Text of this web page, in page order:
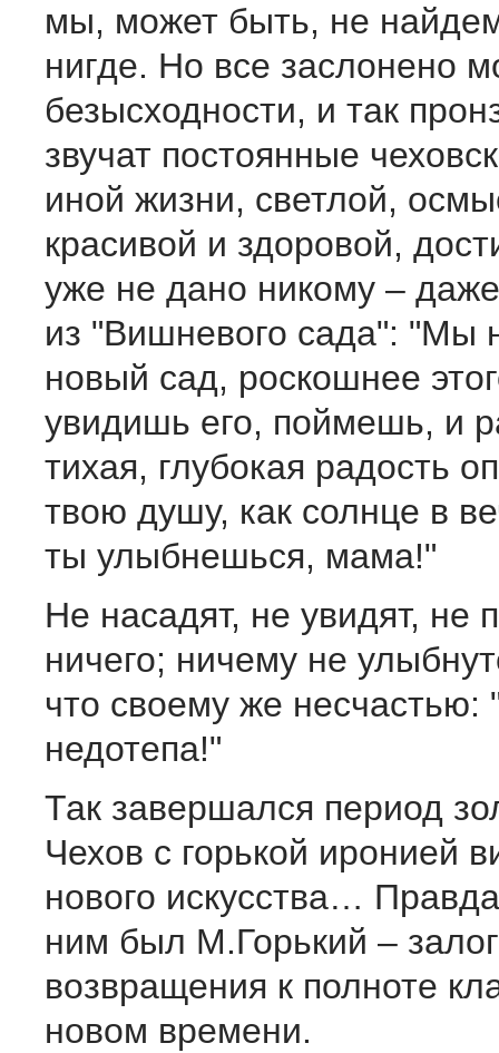
мы, может быть, не
нигде. Но все заслонено
безысходности, и так
звучат постоянные
иной жизни, светлой,
красивой и здоровой,
уже не дано никому –
из "Вишневого сада": "Мы
новый сад, роскошнее
увидишь его, поймешь, и
тихая, глубокая радость
твою душу, как солнце в
ты улыбнешься, мама!"
Не насадят, не увидят, не
ничего; ничему не
что своему же несчастью:
недотепа!"
Так завершался период
Чехов с горькой иронией
нового искусства…
ним был М.Горький – залог
возвращения к полноте
новом времени.